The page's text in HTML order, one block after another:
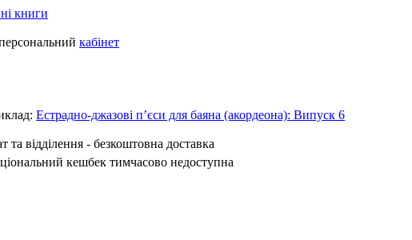
книги
кабінет
Естрадно-джазові п’єси для баяна (акордеона): Випуск 6
відділення - безкоштовна доставка
кешбек тимчасово недоступна